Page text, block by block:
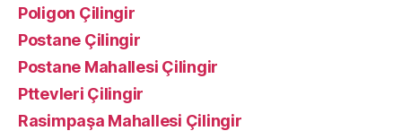
Poligon Çilingir
Postane Çilingir
Postane Mahallesi Çilingir
Pttevleri Çilingir
Rasimpaşa Mahallesi Çilingir